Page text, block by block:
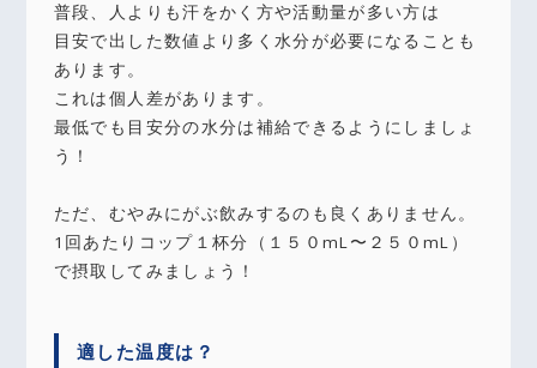
普段、人よりも汗をかく方や活動量が多い方は
目安で出した数値より多く水分が必要になることも
あります。
これは個人差があります。
最低でも目安分の水分は補給できるようにしましょ
う！
ただ、むやみにがぶ飲みするのも良くありません。
1回あたりコップ１杯分（１５０mL〜２５０mL）
で摂取してみましょう！
適した温度は？